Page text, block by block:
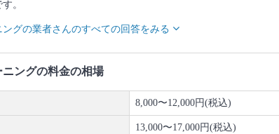
。
グの業者さんのすべての回答をみる
ングの料金の相場
8,000〜12,000円(税込)
13,000〜17,000円(税込)